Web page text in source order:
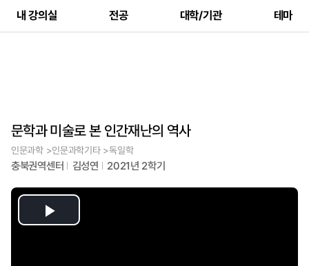
내 강의실 전공 대학/기관 테마
문학과 미술로 본 인간재난의 역사
인문과학 >인문과학기타 >독일학
충북권역센터 김성연 2021년 2학기
Play